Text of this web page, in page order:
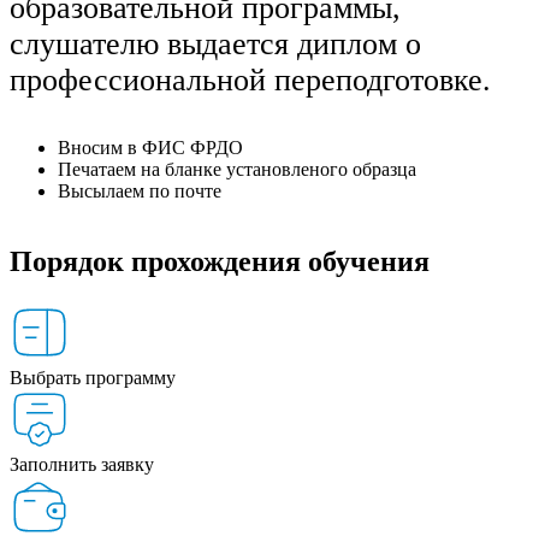
образовательной программы,
слушателю выдается диплом о
профессиональной переподготовке.
Вносим в ФИС ФРДО
Печатаем на бланке установленого образца
Высылаем по почте
Порядок прохождения обучения
Выбрать программу
Заполнить заявку